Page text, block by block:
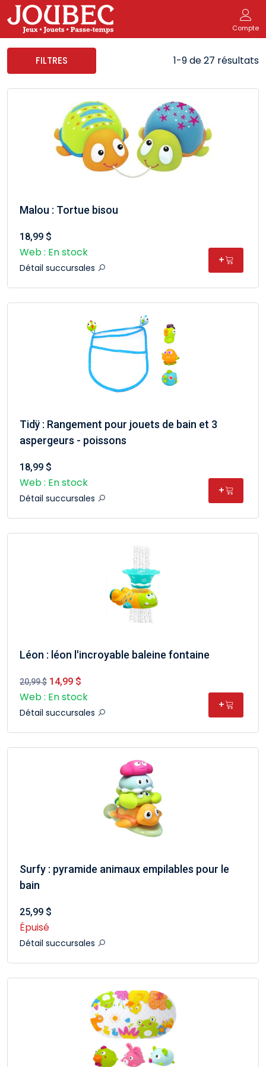
Compte
FILTRES 1-9 de 27 résultats
Malou : Tortue bisou
18,99 $
Web : En stock
Détail succursales
+
Tidÿ : Rangement pour jouets de bain et 3
aspergeurs - poissons
18,99 $
Web : En stock
Détail succursales
+
Léon : léon l'incroyable baleine fontaine
20,99 $ 14,99 $
Web : En stock
Détail succursales
+
Surfy : pyramide animaux empilables pour le
bain
25,99 $
Épuisé
Détail succursales